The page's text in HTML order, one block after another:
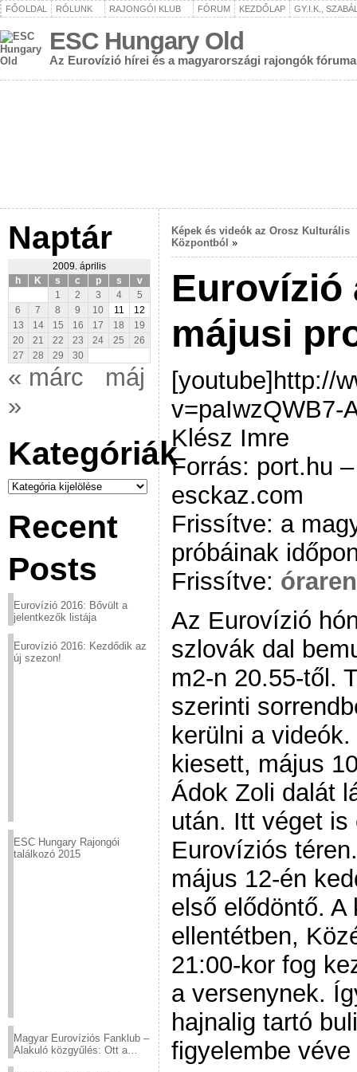
FŐOLDAL RÓLUNK RAJONGÓI KLUB FÓRUM KEZDŐLAP GY.I.K.,
ESC Hungary Old
Az Eurovízió hírei és a magyarországi rajongók fóruma
Naptár
2009. április
h
K s c p s
v
1
2 3 4
5
6
7 8 9 10 11
12
13
14 15 16 17 18
19
20
21 22 23 24 25
26
27
28 29 30
« márc
máj
»
Kategóriák
Kategóriák
Recent
Posts
Eurovízió 2016: Bővült a
jelentkezők listája
Eurovízió 2016: Kezdődik az
új szezon!
ESC Hungary Rajongói
találkozó 2015
Magyar Eurovíziós Fanklub –
Alakuló közgyűlés: Ott a
Képek és videók az Orosz Kulturális
Központból »
Eurovízió
májusi
[youtube]http://
v=paIwzQWB7-
Klész Imre
Forrás: port.hu
esckaz.com
Frissítve: a
próbáinak
Frissítve:
Az Eurovízió
szlovák dal
m2-n 20.55-től.
szerinti
kerülni a
kiesett, május
Ádok Zoli dalát
után. Itt véget
Eurovíziós
május 12-én
első elődöntő.
ellentétben,
21:00-kor fog
a versenynek.
hajnalig tartó
figyelembe